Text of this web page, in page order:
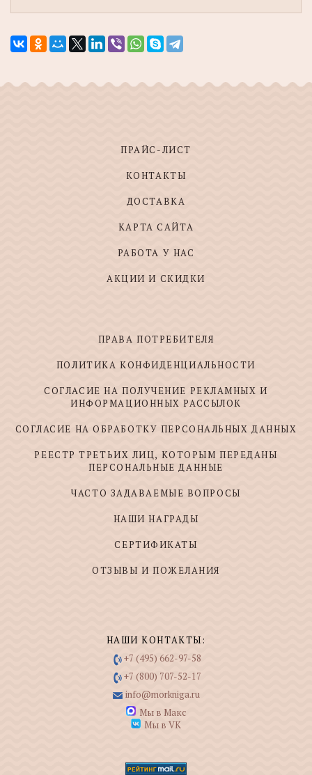
ПРАЙС-ЛИСТ
КОНТАКТЫ
ДОСТАВКА
КАРТА САЙТА
РАБОТА У НАС
АКЦИИ И СКИДКИ
ПРАВА ПОТРЕБИТЕЛЯ
ПОЛИТИКА КОНФИДЕНЦИАЛЬНОСТИ
СОГЛАСИЕ НА ПОЛУЧЕНИЕ РЕКЛАМНЫХ И
ИНФОРМАЦИОННЫХ РАССЫЛОК
СОГЛАСИЕ НА ОБРАБОТКУ ПЕРСОНАЛЬНЫХ ДАННЫХ
РЕЕСТР ТРЕТЬИХ ЛИЦ, КОТОРЫМ ПЕРЕДАНЫ
ПЕРСОНАЛЬНЫЕ ДАННЫЕ
ЧАСТО ЗАДАВАЕМЫЕ ВОПРОСЫ
НАШИ НАГРАДЫ
СЕРТИФИКАТЫ
ОТЗЫВЫ И ПОЖЕЛАНИЯ
НАШИ КОНТАКТЫ:
+7 (495) 662-97-58
+7 (800) 707-52-17
info@morkniga.ru
Мы в Макс
Мы в VK